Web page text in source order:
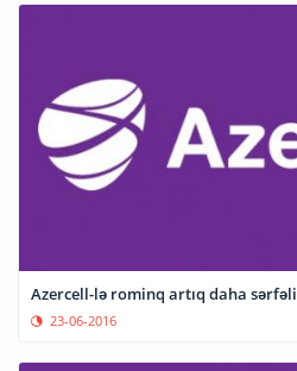
Azercell-lə rominq artıq daha sərfəli
23-06-2016